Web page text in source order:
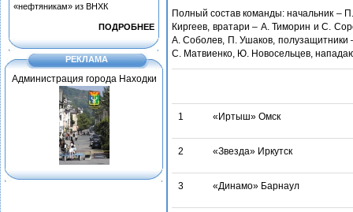
«нефтяникам» из ВНХК
ПОДРОБНЕЕ
РЕКЛАМА
Администрация города Находки
Полный состав команды: начальник –
Киргеев, вратари – А. Тиморин и С.
А. Соболев, П. Ушаков,
С. Матвиенко, Ю. Новосельцев,
1 «Иртыш» Омск
2 «Звезда» Иркутск
3 «Динамо» Барнаул